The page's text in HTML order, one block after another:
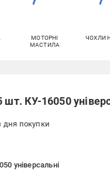
МОТОРНІ
МАСТИЛА
ЧОХЛИ
КУ-16050
дня покупки
універсальні